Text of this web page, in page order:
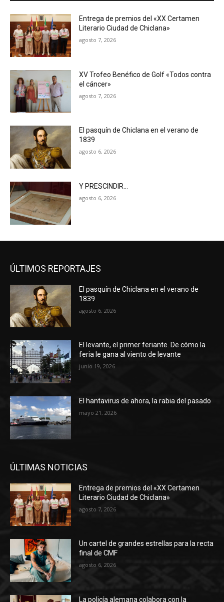
Entrega de premios del «XX Certamen
Literario Ciudad de Chiclana»
agosto 7, 2026
XV Trofeo Benéfico de Golf «Todos contra
el cáncer»
agosto 7, 2026
El pasquín de Chiclana en el verano de
1839
agosto 6, 2026
Y PRESCINDIR…
agosto 6, 2026
ÚLTIMOS REPORTAJES
El pasquín de Chiclana en el verano de
1839
agosto 6, 2026
El levante, el primer feriante. De cómo la
feria le gana al viento de levante
junio 19, 2026
El hantavirus de ahora, la rabia del pasado
mayo 21, 2026
ÚLTIMAS NOTICIAS
Entrega de premios del «XX Certamen
Literario Ciudad de Chiclana»
agosto 7, 2026
Un cartel de grandes estrellas para la recta
final de CMF
agosto 6, 2026
La policía alemana colabora con la